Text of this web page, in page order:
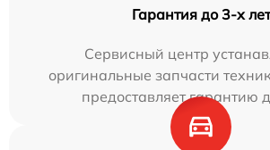
Гарантия до 3-х лет
Сервисный центр
оригинальные запчасти
предоставляет гарантию